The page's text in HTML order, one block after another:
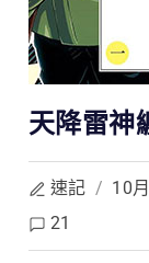
天降雷神
速記 / 10
21